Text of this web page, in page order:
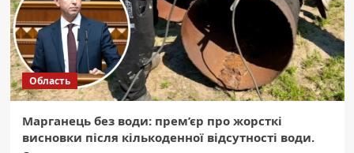
Область
Марганець без води: прем’єр про жорсткі
висновки після кількоденної відсутності води.